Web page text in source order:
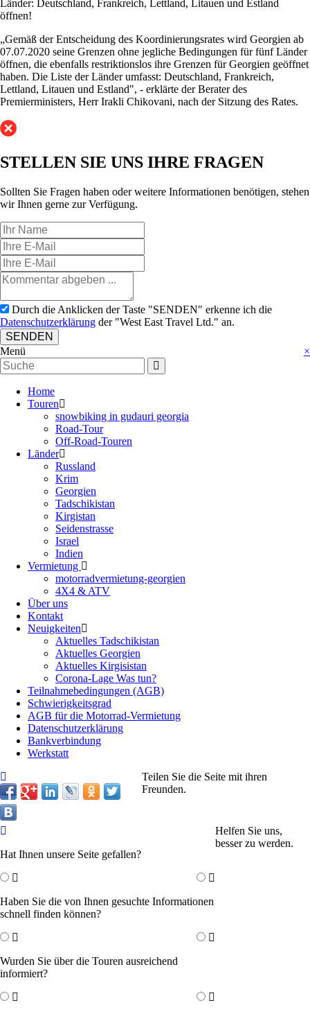
Länder: Deutschland, Frankreich, Lettland, Litauen und Estland
öffnen!
„Gemäß der Entscheidung des Koordinierungsrates wird Georgien ab
07.07.2020 seine Grenzen ohne jegliche Bedingungen für fünf Länder
öffnen, die ebenfalls restriktionslos ihre Grenzen für Georgien geöffnet
haben. Die Liste der Länder umfasst: Deutschland, Frankreich,
Lettland, Litauen und Estland", - erklärte der Berater des
Premierministers, Herr Irakli Chikovani, nach der Sitzung des Rates.
STELLEN SIE UNS IHRE FRAGEN
Sollten Sie Fragen haben oder weitere Informationen benötigen, stehen
wir Ihnen gerne zur Verfügung.
Durch die Anklicken der Taste "SENDEN" erkenne ich die
Datenschutzerklärung der "West East Travel Ltd." an.
SENDEN
Menü
×
Home
Touren
snowbiking in gudauri georgia
Road-Tour
Off-Road-Touren
Länder
Russland
Krim
Georgien
Tadschikistan
Kirgistan
Seidenstrasse
Israel
Indien
Vermietung
motorradvermietung-georgien
4X4 & ATV
Über uns
Kontakt
Neuigkeiten
Aktuelles Tadschikistan
Aktuelles Georgien
Aktuelles Kirgisistan
Corona-Lage Was tun?
Teilnahmebedingungen (AGB)
Schwierigkeitsgrad
AGB für die Motorrad-Vermietung
Datenschutzerklärung
Bankverbindung
Werkstatt
Teilen Sie die Seite mit ihren
Freunden.
Hat Ihnen unsere Seite gefallen?
Haben Sie die von Ihnen gesuchte Informationen
schnell finden können?
Wurden Sie über die Touren ausreichend
informiert?
Helfen Sie uns,
besser zu werden.